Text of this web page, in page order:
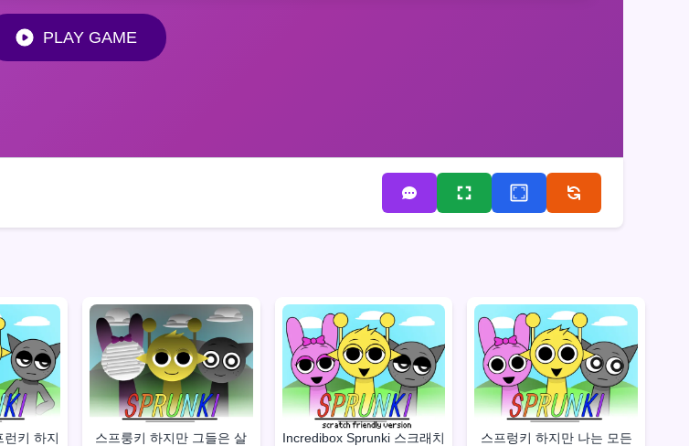
PLAY GAME
런키 하지
스프룽키 하지만 그들은 살
Incredibox Sprunki 스크래치
스프렁키 하지만 나는 모든